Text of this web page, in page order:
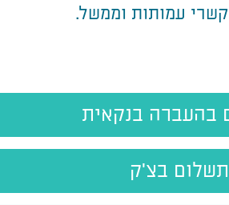
קשרי עמותות וממשל.
בהעברה בנקאית
תשלום בצ'ק